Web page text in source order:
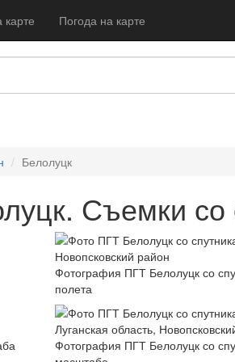
карте Погода на карте
Белолуцк
Съемки со
Фотография ПГТ Белолуцк со
полета
Фотография ПГТ Белолуцк со